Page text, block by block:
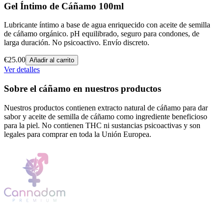
Gel Íntimo de Cáñamo 100ml
Lubricante íntimo a base de agua enriquecido con aceite de semilla
de cáñamo orgánico. pH equilibrado, seguro para condones, de
larga duración. No psicoactivo. Envío discreto.
€25.00 Añadir al carrito
Ver detalles
Sobre el cáñamo en nuestros productos
Nuestros productos contienen extracto natural de cáñamo para dar
sabor y aceite de semilla de cáñamo como ingrediente beneficioso
para la piel. No contienen THC ni sustancias psicoactivas y son
legales para comprar en toda la Unión Europea.